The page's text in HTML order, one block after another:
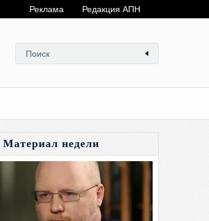
Реклама Редакция АПН
Материал недели